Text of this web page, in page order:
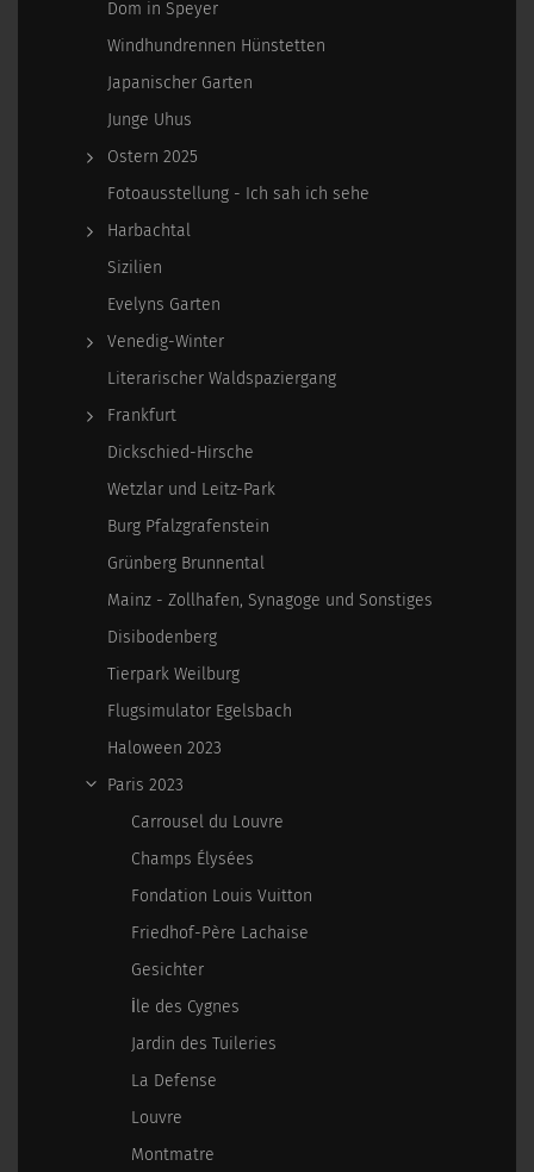
Dom in Speyer
Windhundrennen Hünstetten
Japanischer Garten
Junge Uhus
Ostern 2025
Fotoausstellung - Ich sah ich sehe
Harbachtal
Sizilien
Evelyns Garten
Venedig-Winter
Literarischer Waldspaziergang
Frankfurt
Dickschied-Hirsche
Wetzlar und Leitz-Park
Burg Pfalzgrafenstein
Grünberg Brunnental
Mainz - Zollhafen, Synagoge und Sonstiges
Disibodenberg
Tierpark Weilburg
Flugsimulator Egelsbach
Haloween 2023
Paris 2023
Carrousel du Louvre
Champs Élysées
Fondation Louis Vuitton
Friedhof-Père Lachaise
Gesichter
İle des Cygnes
Jardin des Tuileries
La Defense
Louvre
Montmatre